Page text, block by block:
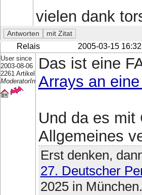
vielen dank
Relais 2005-03-15 16:32
User since
2003-08-06
2261 Artikel
ModeratorIn
Das ist eine
Arrays an
Und da es mit
Allgemeines
Erst denken,
27. Deutscher
2025 in München.